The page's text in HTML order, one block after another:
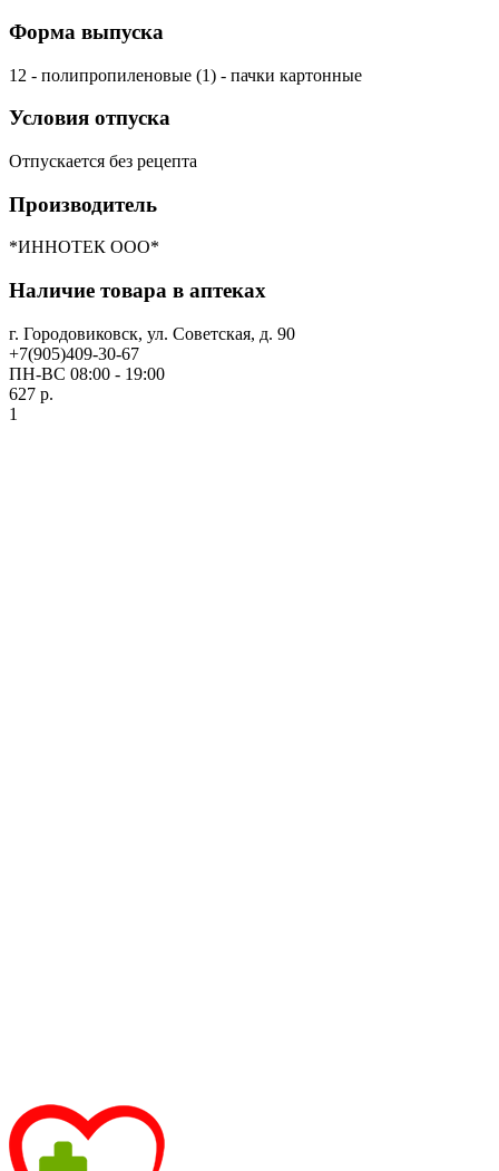
Форма выпуска
12 - полипропиленовые (1) - пачки картонные
Условия отпуска
Отпускается без рецепта
Производитель
*ИННОТЕК ООО*
Наличие товара в аптеках
г. Городовиковск, ул. Советская, д. 90
+7(905)409-30-67
ПН-ВС 08:00 - 19:00
627 р.
1